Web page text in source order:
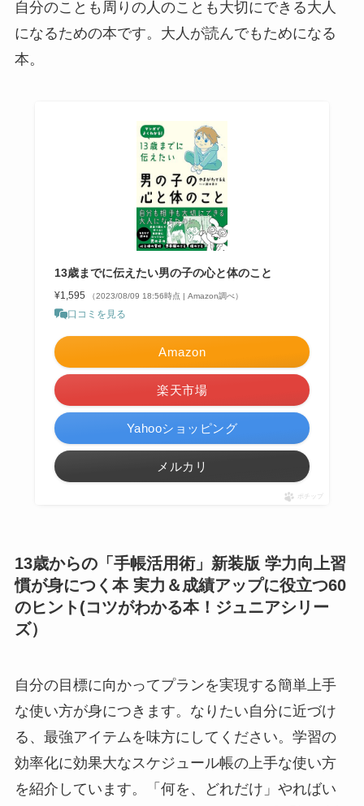
自分のことも周りの人のことも大切にできる大人
になるための本です。大人が読んでもためになる
本。
13歳までに伝えたい男の子の心と体のこと
¥1,595 （2023/08/09 18:56時点 | Amazon調べ）
口コミを見る
Amazon
楽天市場
Yahooショッピング
メルカリ
ポチップ
13歳からの「手帳活用術」新装版 学力向上習
慣が身につく本 実力＆成績アップに役立つ60
のヒント(コツがわかる本！ジュニアシリー
ズ）
自分の目標に向かってプランを実現する簡単上手
な使い方が身につきます。なりたい自分に近づけ
る、最強アイテムを味方にしてください。学習の
効率化に効果大なスケジュール帳の上手な使い方
を紹介しています。「何を、どれだけ」やればい